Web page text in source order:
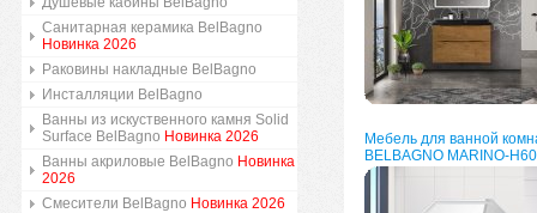
Санитарная керамика BelBagno
Новинка 2026
Раковины накладные BelBagno
Инсталляции BelBagno
Ванны из искуственного камня Solid
Surface BelBagno Новинка 2026
Ванны акриловые BelBagno Новинка
2026
Смесители BelBagno Новинка 2026
Мебель для ванной
BELBAGNO MARINO-